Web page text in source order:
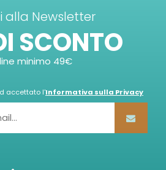
alla Newsletter
SCONTO
minimo 49€
accettato l'Informativa sulla Privacy